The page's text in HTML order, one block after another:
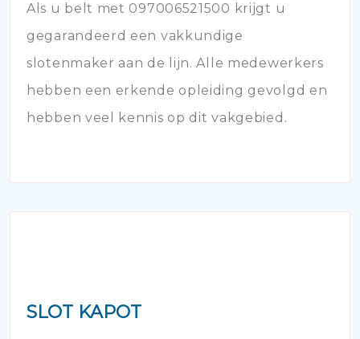
Als u belt met 097006521500 krijgt u
gegarandeerd een vakkundige
slotenmaker aan de lijn. Alle medewerkers
hebben een erkende opleiding gevolgd en
hebben veel kennis op dit vakgebied.
SLOT KAPOT